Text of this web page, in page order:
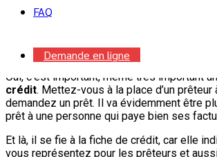
FAQ
Demande en ligne
Un rapport préparé à partir de vos
de vous accorder ou non du crédit.
Oui, c’est important, même très important
crédit. Mettez-vous à la place d’un prêteur
demandez un prêt. Il va évidemment être
prêt à une personne qui paye bien ses
Et là, il se fie à la fiche de crédit, car elle
vous représentez pour les prêteurs et